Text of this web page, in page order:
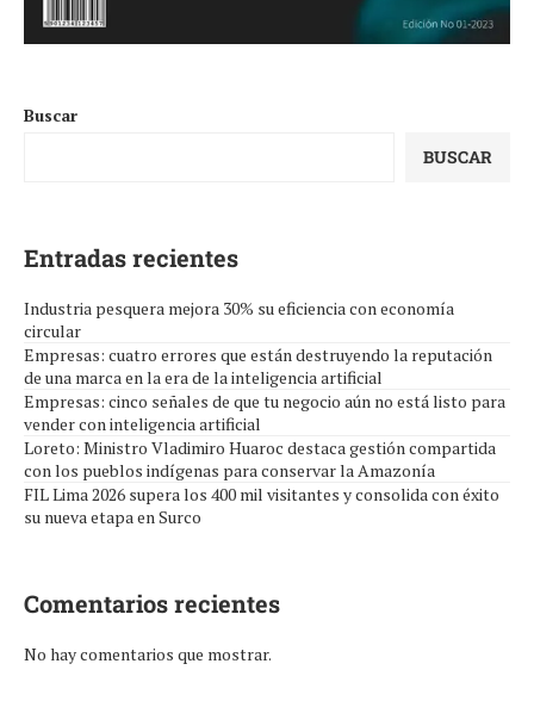
Buscar
BUSCAR
Entradas recientes
Industria pesquera mejora 30% su eficiencia con economía
circular
Empresas: cuatro errores que están destruyendo la reputación
de una marca en la era de la inteligencia artificial
Empresas: cinco señales de que tu negocio aún no está listo para
vender con inteligencia artificial
Loreto: Ministro Vladimiro Huaroc destaca gestión compartida
con los pueblos indígenas para conservar la Amazonía
FIL Lima 2026 supera los 400 mil visitantes y consolida con éxito
su nueva etapa en Surco
Comentarios recientes
No hay comentarios que mostrar.